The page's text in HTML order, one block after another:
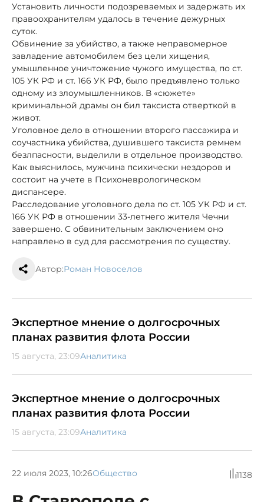
Установить личности подозреваемых и задержать их
правоохранителям удалось в течение дежурных
суток.
Обвинение за убийство, а также неправомерное
завладение автомобилем без цели хищения,
умышленное уничтожение чужого имущества, по ст.
105 УК РФ и ст. 166 УК РФ, было предъявлено только
одному из злоумышленников. В «сюжете»
криминальной драмы он бил таксиста отверткой в
живот.
Уголовное дело в отношении второго пассажира и
соучастника убийства, душившего таксиста ремнем
безлпасности, выделили в отдельное производство.
Как выяснилось, мужчина психически нездоров и
состоит на учете в Психоневрологическом
диспансере.
Расследование уголовного дела по ст. 105 УК РФ и ст.
166 УК РФ в отношении 33-летнего жителя Чечни
завершено. С обвинительным заключением оно
направлено в суд для рассмотрения по существу.
Автор:Роман Новоселов
Экспертное мнение о долгосрочных
планах развития флота России
15 августа, 23:09Аналитика
Экспертное мнение о долгосрочных
планах развития флота России
15 августа, 23:09Аналитика
22 июля 2023, 10:26Общество 1138